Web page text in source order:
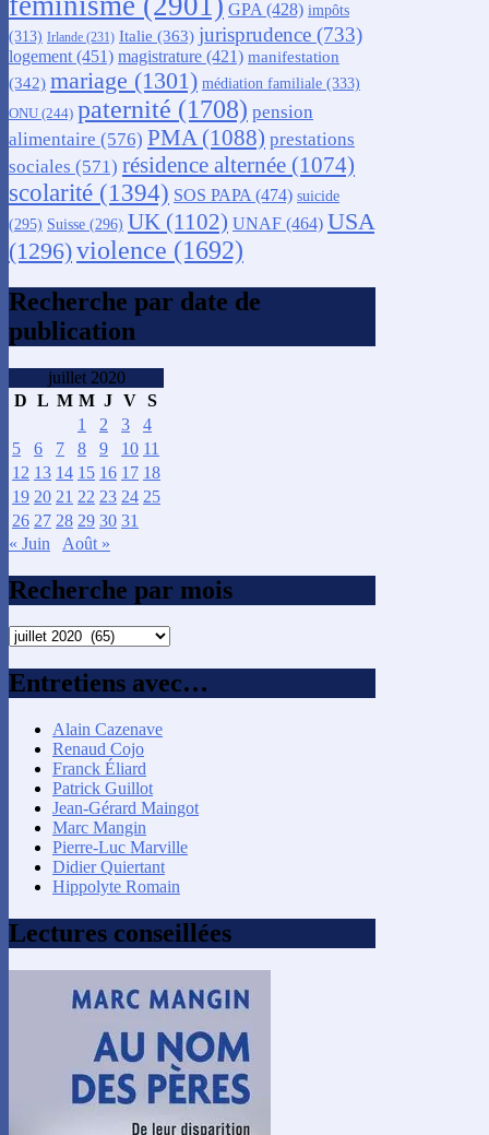
GPA (428) impôts
(313) Irlande (231) Italie (363) jurisprudence (733)
logement (451) magistrature (421) manifestation
(342) mariage (1301) médiation familiale (333)
ONU (244) paternité (1708) pension
alimentaire (576) PMA(1088) prestations
sociales (571) résidence alternée (1074)
scolarité (1394) SOS PAPA(474) suicide
(295) Suisse (296) UK (1102) UNAF (464) USA
(1296)violence (1692)
Recherche par date de
publication
juillet 2020
D L M M J V S
1
2 3
4
5
6 7 8 9 10 11
12 13 14 15 16 17 18
19 20 21 22 23 24 25
26 27 28 29 30 31
« Juin
Août »
Recherche par mois
Recherche
mois
Entretiens avec…
Alain Cazenave
Renaud Cojo
Franck Éliard
Patrick Guillot
Jean-Gérard Maingot
Marc Mangin
Pierre-Luc Marville
Didier Quiertant
Hippolyte Romain
Lectures conseillées